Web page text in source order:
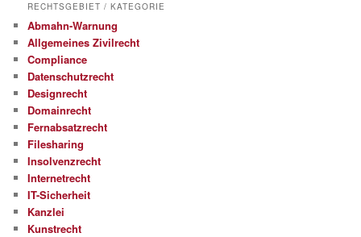
RECHTSGEBIET / KATEGORIE
Abmahn-Warnung
Allgemeines Zivilrecht
Compliance
Datenschutzrecht
Designrecht
Domainrecht
Fernabsatzrecht
Filesharing
Insolvenzrecht
Internetrecht
IT-Sicherheit
Kanzlei
Kunstrecht